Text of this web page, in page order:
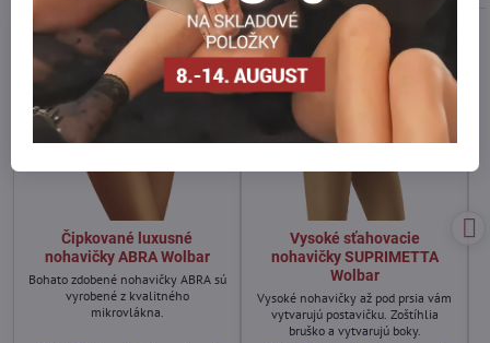
Čipkované luxusné
nohavičky ABRA Wolbar
Bohato zdobené nohavičky ABRA sú
vyrobené z kvalitného
mikrovlákna.
Vysoké sťahovacie
nohavičky SUPRIMETTA
Wolbar
Vysoké nohavičky až pod prsia vám
vytvarujú postavičku. Zoštíhlia
bruško a vytvarujú boky.